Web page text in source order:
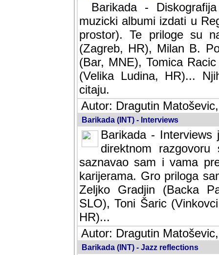
Barikada -
muzicki albumi izdati u
prostor). Te priloge su
(Zagreb, HR), Milan B.
(Bar, MNE), Tomica
(Velika Ludina, HR)...
citaju.
Autor: Dragutin
Barikada (INT) - Interviews
Barikada -
direktnom
saznavao sam i vama
karijerama. Gro priloga
Zeljko Gradjin (Backa
SLO), Toni Šaric
HR)...
Autor: Dragutin
Barikada (INT) - Jazz reflections